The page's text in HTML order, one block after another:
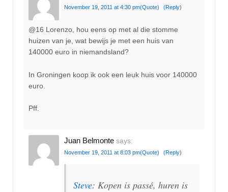
November 19, 2011 at 4:30 pm(Quote) (Reply)
@16 Lorenzo, hou eens op met al die stomme
huizen van je, wat bewijs je met een huis van
140000 euro in niemandsland?
In Groningen koop ik ook een leuk huis voor 140000
euro.
Pff.
Juan Belmonte says:
November 19, 2011 at 8:03 pm(Quote) (Reply)
Steve: Kopen is passé, huren is